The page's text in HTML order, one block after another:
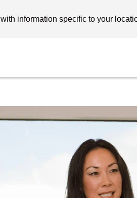
information specific to your